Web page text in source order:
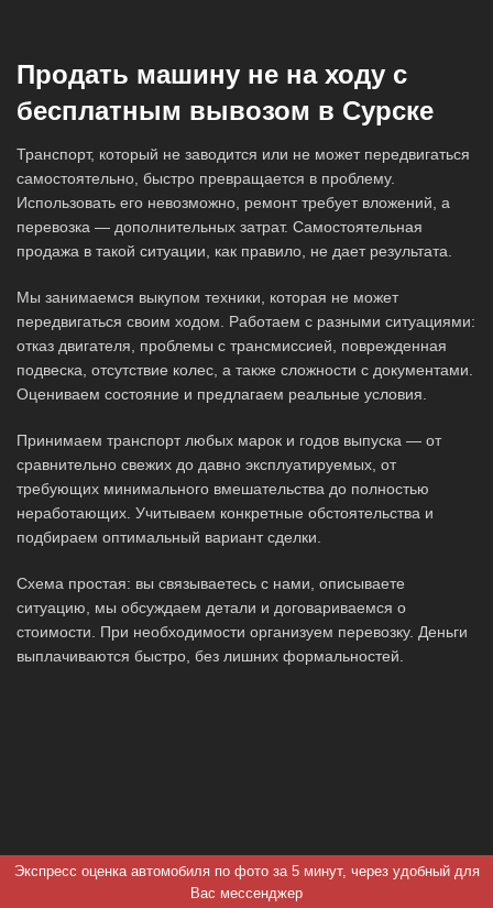
Продать машину не на ходу с
бесплатным вывозом в Сурске
Транспорт, который не заводится или не может передвигаться
самостоятельно, быстро превращается в проблему.
Использовать его невозможно, ремонт требует вложений, а
перевозка — дополнительных затрат. Самостоятельная
продажа в такой ситуации, как правило, не дает результата.
Мы занимаемся выкупом техники, которая не может
передвигаться своим ходом. Работаем с разными ситуациями:
отказ двигателя, проблемы с трансмиссией, поврежденная
подвеска, отсутствие колес, а также сложности с документами.
Оцениваем состояние и предлагаем реальные условия.
Принимаем транспорт любых марок и годов выпуска — от
сравнительно свежих до давно эксплуатируемых, от
требующих минимального вмешательства до полностью
неработающих. Учитываем конкретные обстоятельства и
подбираем оптимальный вариант сделки.
Схема простая: вы связываетесь с нами, описываете
ситуацию, мы обсуждаем детали и договариваемся о
стоимости. При необходимости организуем перевозку. Деньги
выплачиваются быстро, без лишних формальностей.
Экспресс оценка автомобиля по фото за 5 минут, через удобный для
Вас мессенджер